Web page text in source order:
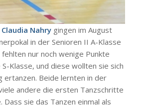
Nahrygingen im August
in der Senioren II A-Klasse
nur noch wenige Punkte
Klasse, und diese wollten sie sich
ertanzen. Beide lernten in der
andere die ersten Tanzschritte
Dass sie das Tanzen einmal als